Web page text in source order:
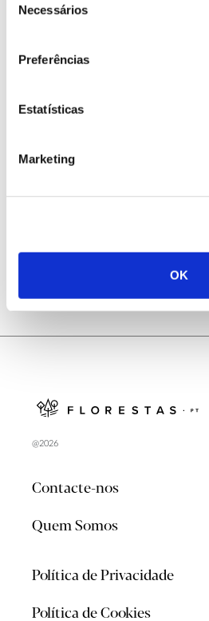
Necessários
Preferências
Estatísticas
Marketing
OK
02.07.2026
Registar galhas de Trichi em
cidadãos chamados a ajudar
25.06.2026
@2026
Contacte-nos
Quem Somos
Política de Privacidade
Política de Cookies